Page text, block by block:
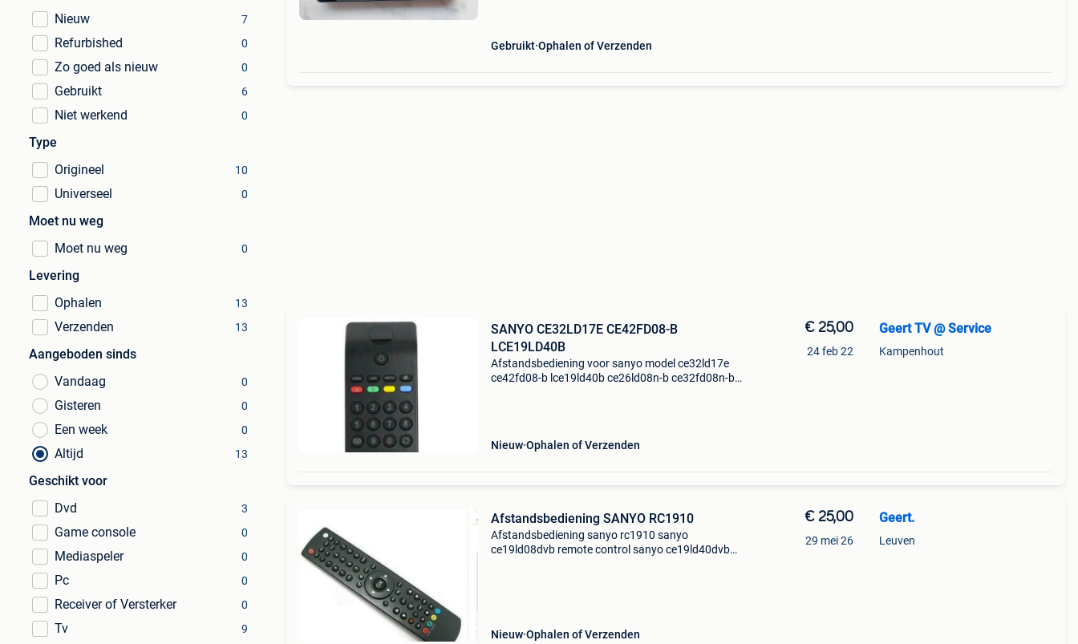
Nieuw
7
Refurbished 0
Zo goed als nieuw 0
Gebruikt 6
Niet werkend 0
Type
Origineel
10
Universeel 0
Moet nu weg
Moet nu weg
0
Levering
Ophalen
13
Verzenden 13
Aangeboden sinds
Vandaag
0
Gisteren 0
Een week 0
Altijd 13
Geschikt voor
Dvd
3
Game console 0
Mediaspeler 0
Pc 0
Receiver of Versterker 0
Tv 9
Gebruikt Ophalen of Verzenden
SANYO CE32LD17E CE42FD08-B
LCE19LD40B
Afstandsbediening voor sanyo model ce32ld17e
ce42fd08-b lce19ld40b ce26ld08n-b ce32fd08n-b
Nieuw Ophalen of Verzenden
€ 25,00
24 feb 22
Geert TV @ Service
Kampenhout
Afstandsbediening SANYO RC1910
Afstandsbediening sanyo rc1910 sanyo
ce19ld08dvb remote control sanyo ce19ld40dvb
Nieuw Ophalen of Verzenden
€ 25,00
29 mei 26
Geert.
Leuven